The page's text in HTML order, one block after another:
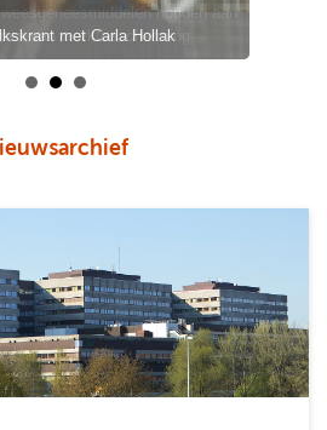
met Carla Hollak